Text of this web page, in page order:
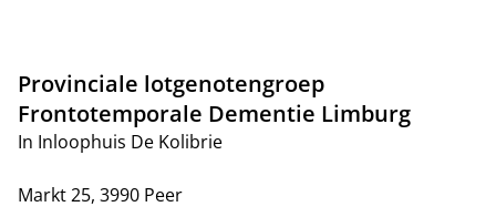
Provinciale lotgenotengroep
Frontotemporale Dementie Limburg
In Inloophuis De Kolibrie
Markt 25, 3990 Peer